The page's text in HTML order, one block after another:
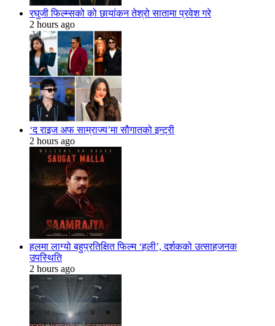
रघुजी फिल्म्सको को छायांकन तेश्रो सातामा प्रवेश गरे
2 hours ago
‘द राइज अफ साम्राज्य’मा सौगातको इन्ट्री
2 hours ago
हलमा लाग्यो बहुप्रतिक्षित फिल्म ‘हली’, दर्शकको उत्साहजनक
उपस्थिति
2 hours ago